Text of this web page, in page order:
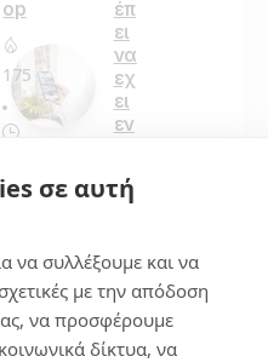
op
175
έπ
ει
να
εχ
ει
εν
λο
ο
145
σε αυτή
να συλλέξουμε και να
με την απόδοση
να προσφέρουμε
δίκτυα, να